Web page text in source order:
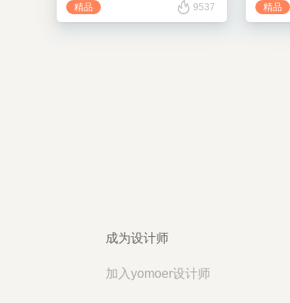
精品 9537 精品
成为设计师
加入yomoer设计师